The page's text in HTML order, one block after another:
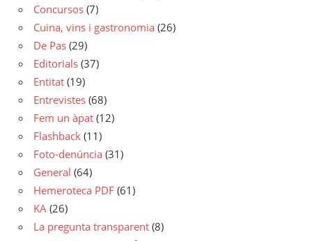
Concursos (7)
Cuina, vins i gastronomia (26)
De Pas (29)
Editorials (37)
Entitat (19)
Entrevistes (68)
Fem un àpat (12)
Flashback (11)
Foto-denúncia (31)
General (64)
Hemeroteca PDF (61)
KA (26)
La pregunta transparent (8)